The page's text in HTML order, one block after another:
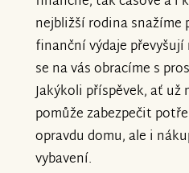
nejbližší rodina snažíme
finanční výdaje
se na vás obracíme s
Jakýkoli příspěvek, ať už
pomůže zabezpečit
opravdu domu, ale i
vybavení.